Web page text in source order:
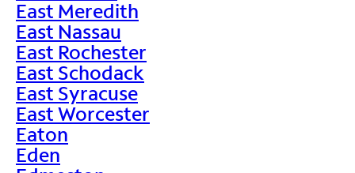
East Meredith
East Nassau
East Rochester
East Schodack
East Syracuse
East Worcester
Eaton
Eden